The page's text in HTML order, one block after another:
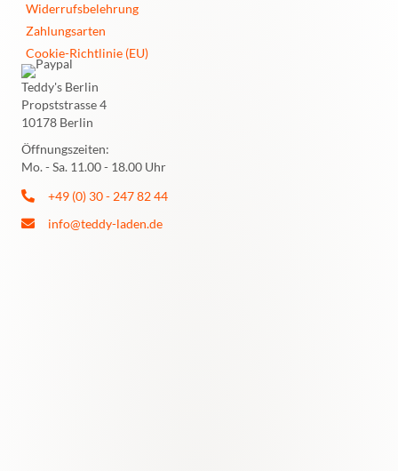
Widerrufsbelehrung
Zahlungsarten
Cookie-Richtlinie (EU)
Teddy's Berlin
Propststrasse 4
10178 Berlin
Öffnungszeiten:
Mo. - Sa. 11.00 - 18.00 Uhr
+49 (0) 30 - 247 82 44
info@teddy-laden.de